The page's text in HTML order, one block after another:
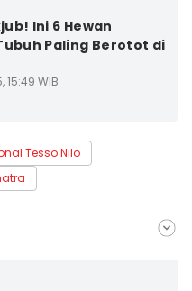
Ini 6 Hewan
Paling Berotot di
15:49 WIB
Tesso Nilo